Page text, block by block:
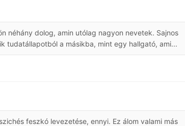
néhány dolog, amin utólag nagyon nevetek. Sajnos
tudatállapotból a másikba, mint egy hallgató, ami...
feszkó levezetése, ennyi. Ez álom valami más